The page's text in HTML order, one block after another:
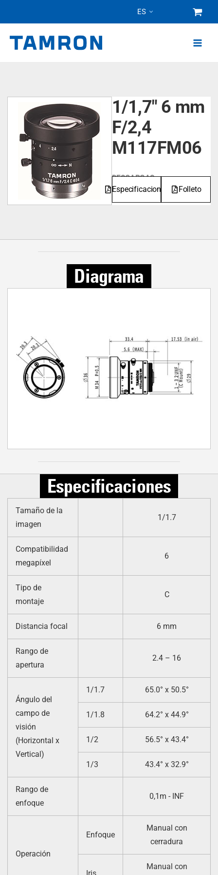
contenido
ES
1/1,7" 6 mm
F/2,4
M117FM06
DESCARGAS
Especificaciones Folleto
Diagrama
Especificaciones
Tamaño de la
imagen
1/1.7
Compatibilidad
megapíxel
6
Tipo de
montaje
C
Distancia focal 6 mm
Rango de
apertura
2.4 – 16
Ángulo del
campo de
visión
(Horizontal x
Vertical)
1/1.7 65.0° x 50.5°
1/1.8 64.2° x 44.9°
1/2 56.5° x 43.4°
1/3 43.4° x 32.9°
Rango de
enfoque
0,1m - INF
Operación
Enfoque
Manual con
cerradura
Manual con